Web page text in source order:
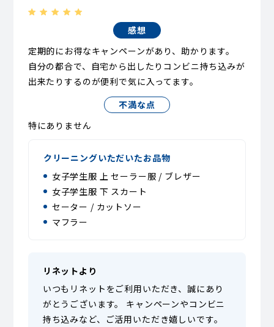
感想
定期的にお得なキャンペーンがあり、助かります。
自分の都合で、自宅から出したりコンビニ持ち込みが
出来たりするのが便利で気に入ってます。
不満な点
特にありません
クリーニングいただいたお品物
女子学生服 上 セーラー服 / ブレザー
女子学生服 下 スカート
セーター / カットソー
マフラー
リネットより
いつもリネットをご利用いただき、誠にあり
がとうございます。 キャンペーンやコンビニ
持ち込みなど、ご活用いただき嬉しいです。